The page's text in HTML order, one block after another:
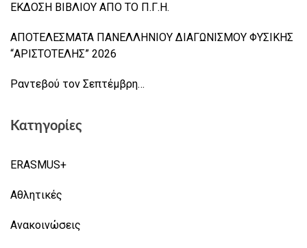
ΕΚΔΟΣΗ ΒΙΒΛΙΟΥ ΑΠΟ ΤΟ Π.Γ.Η.
ΑΠΟΤΕΛΕΣΜΑΤΑ ΠΑΝΕΛΛΗΝΙΟΥ ΔΙΑΓΩΝΙΣΜΟΥ ΦΥΣΙΚΗΣ
“ΑΡΙΣΤΟΤΕΛΗΣ” 2026
Ραντεβού τον Σεπτέμβρη…
Κατηγορίες
ERASMUS+
Αθλητικές
Ανακοινώσεις